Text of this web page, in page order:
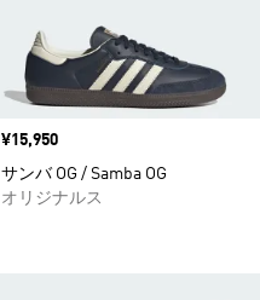
価格
¥15,950
サンバ OG / Samba OG
オリジナルス